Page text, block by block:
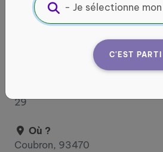
C'EST PARTI
CONVIVIALITÉ
Informations pratiques :
29
Où ?
Coubron, 93470